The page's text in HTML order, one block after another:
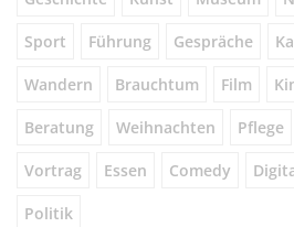
Sport Führung Gespräche
Wandern Brauchtum Film
Beratung Weihnachten Pflege
Vortrag Essen Comedy
Politik